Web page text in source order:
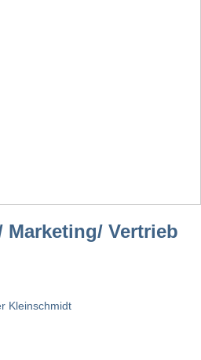
Marketing/ Vertrieb
Kleinschmidt